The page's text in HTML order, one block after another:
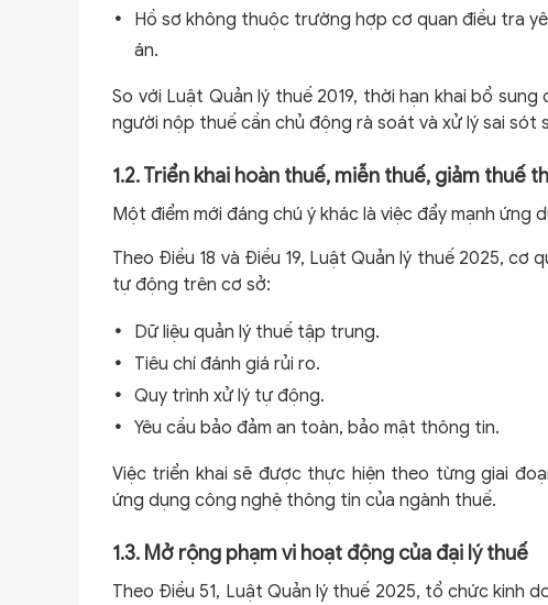
Hồ sơ không thuộc trường hợp cơ quan điều tra
án.
So với Luật Quản lý thuế 2019, thời hạn khai bổ
người nộp thuế cần chủ động rà soát và xử lý sai sót
1.2. Triển khai hoàn thuế, miễn thuế, giảm thuế
Một điểm mới đáng chú ý khác là việc đẩy mạnh
Theo Điều 18 và Điều 19, Luật Quản lý thuế 2025,
tự động trên cơ sở:
Dữ liệu quản lý thuế tập trung.
Tiêu chí đánh giá rủi ro.
Quy trình xử lý tự động.
Yêu cầu bảo đảm an toàn, bảo mật thông tin.
Việc triển khai sẽ được thực hiện theo từng giai
ứng dụng công nghệ thông tin của ngành thuế.
1.3. Mở rộng phạm vi hoạt động của đại lý thuế
Theo Điều 51, Luật Quản lý thuế 2025, tổ chức kinh